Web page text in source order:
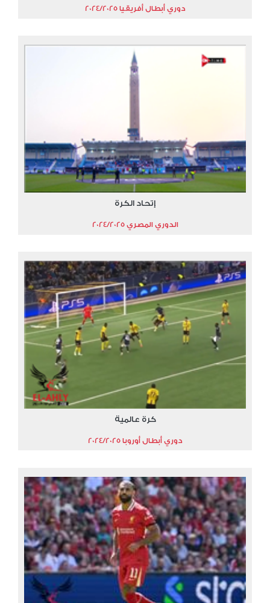
دوري أبطال أفريقيا 2024/2025
إتحاد الكرة
الدوري المصري 2024/2025
كرة عالمية
دوري أبطال أوروبا 2024/2025